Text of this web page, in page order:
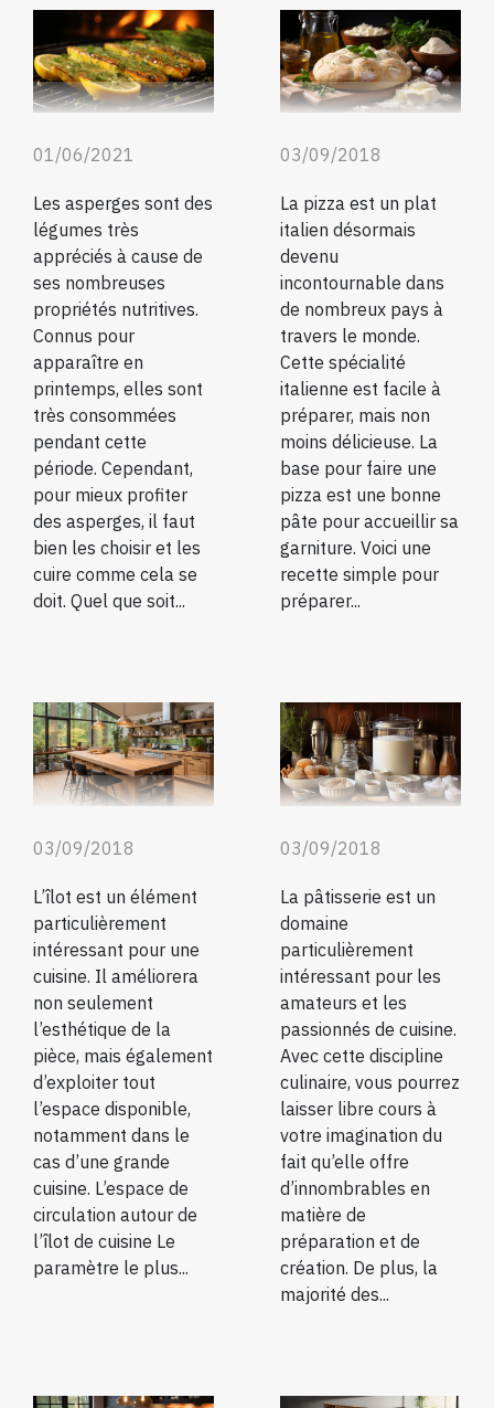
01/06/2021
Les asperges sont des
légumes très
appréciés à cause de
ses nombreuses
propriétés nutritives.
Connus pour
apparaître en
printemps, elles sont
très consommées
pendant cette
période. Cependant,
pour mieux profiter
des asperges, il faut
bien les choisir et les
cuire comme cela se
doit. Quel que soit...
03/09/2018
La pizza est un plat
italien désormais
devenu
incontournable dans
de nombreux pays à
travers le monde.
Cette spécialité
italienne est facile à
préparer, mais non
moins délicieuse. La
base pour faire une
pizza est une bonne
pâte pour accueillir sa
garniture. Voici une
recette simple pour
préparer...
03/09/2018
L’îlot est un élément
particulièrement
intéressant pour une
cuisine. Il améliorera
non seulement
l’esthétique de la
pièce, mais également
d’exploiter tout
l’espace disponible,
notamment dans le
cas d’une grande
cuisine. L’espace de
circulation autour de
l’îlot de cuisine Le
paramètre le plus...
03/09/2018
La pâtisserie est un
domaine
particulièrement
intéressant pour les
amateurs et les
passionnés de cuisine.
Avec cette discipline
culinaire, vous pourrez
laisser libre cours à
votre imagination du
fait qu’elle offre
d’innombrables en
matière de
préparation et de
création. De plus, la
majorité des...